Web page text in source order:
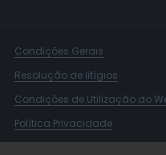
Condições Gerais
Resolução de litígios
Condições de Utilização do
Política Privacidade